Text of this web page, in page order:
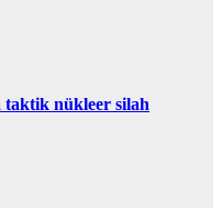
taktik nükleer silah